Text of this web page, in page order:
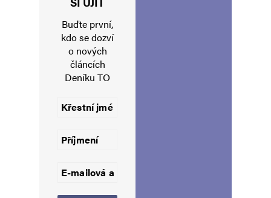
Uložit do prohlížeče jméno, e-mail a webovou stránku pro budoucí
Informujte mě o nových komentářích e-mailem.
Buďte první,
kdo se dozví
o nových
článcích
Deníku TO